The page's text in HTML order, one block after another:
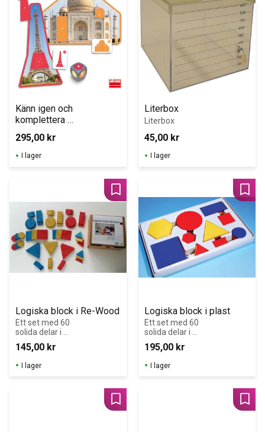
Känn igen och
komplettera
geometriska former i
arkitektur
295,00 kr
I lager
Literbox
Literbox
45,00 kr
I lager
Logiska block i Re-Wood
Ett set med 60
solida delar i
fem
geometriska
former.
145,00 kr
Lägg till i favoriter
I lager
Logiska block i plast
Ett set med 60
solida delar i
fem
geometriska
former i olika
storlekar och två
195,00 kr
I lager
Lägg till i favoriter